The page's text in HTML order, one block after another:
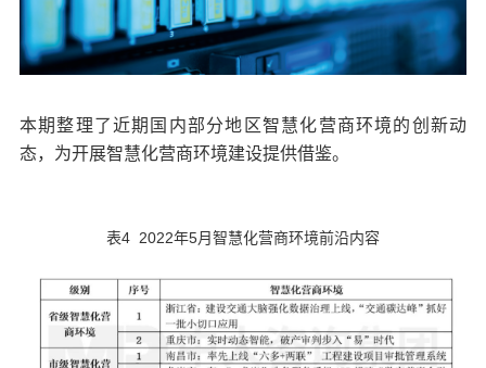
本期整理了近期国内部分地区智慧化营商环境的创新动
态，为开展智慧化营商环境建设提供借鉴。
表4 2022年5月智慧化营商环境前沿内容